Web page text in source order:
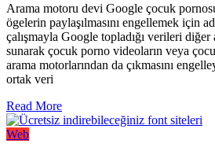
Arama motoru devi Google çocuk
ögelerin paylaşılmasını engellemek için
çalışmayla Google topladığı verileri diğer
sunarak çocuk porno videoların veya
arama motorlarından da çıkmasını
ortak veri
Read More
Web